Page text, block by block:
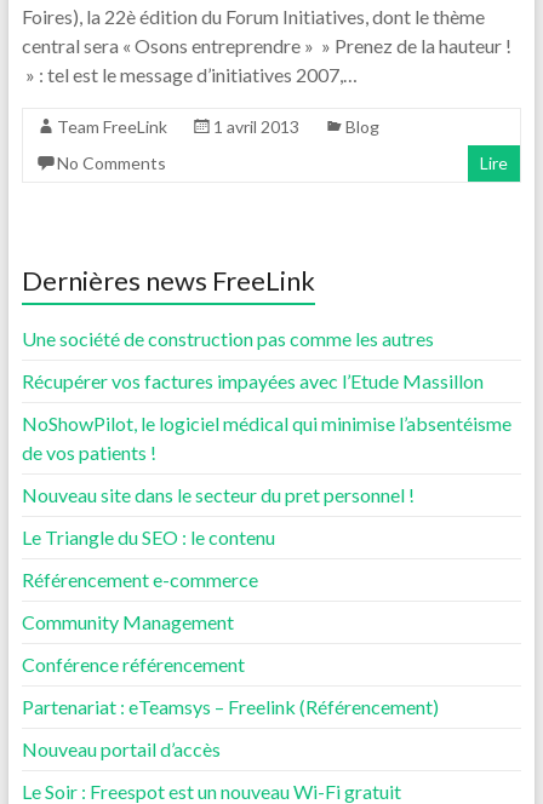
Foires), la 22è édition du Forum Initiatives, dont le thème
central sera « Osons entreprendre » » Prenez de la hauteur !
» : tel est le message d’initiatives 2007,…
Team FreeLink 1 avril 2013
Blog
No Comments
Lire
Dernières news FreeLink
Une société de construction pas comme les autres
Récupérer vos factures impayées avec l’Etude Massillon
NoShowPilot, le logiciel médical qui minimise l’absentéisme
de vos patients !
Nouveau site dans le secteur du pret personnel !
Le Triangle du SEO : le contenu
Référencement e-commerce
Community Management
Conférence référencement
Partenariat : eTeamsys – Freelink (Référencement)
Nouveau portail d’accès
Le Soir : Freespot est un nouveau Wi-Fi gratuit